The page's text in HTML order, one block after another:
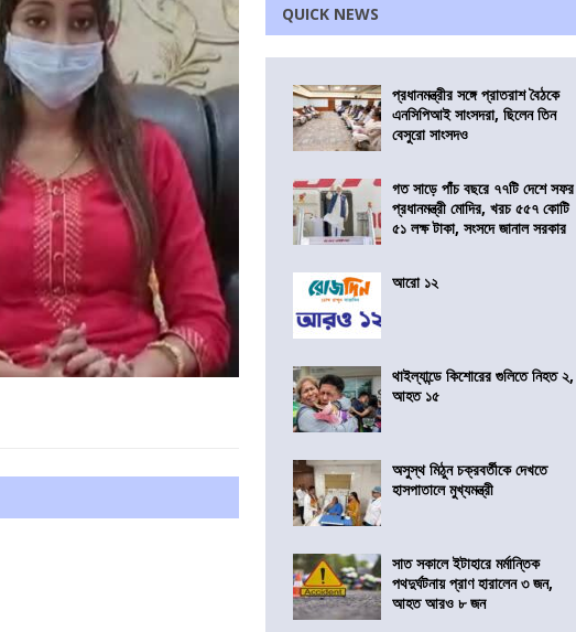
QUICK NEWS
প্রধানমন্ত্রীর সঙ্গে প্রাতরাশ বৈঠকে
এনসিপিআই সাংসদরা, ছিলেন তিন
বেসুরো সাংসদও
গত সাড়ে পাঁচ বছরে ৭৭টি দেশে সফর
প্রধানমন্ত্রী মোদির, খরচ ৫৫৭ কোটি
৫১ লক্ষ টাকা, সংসদে জানাল সরকার
আরো ১২
থাইল্যান্ডে কিশোরের গুলিতে নিহত ২,
আহত ১৫
অসুস্থ মিঠুন চক্রবর্তীকে দেখতে
হাসপাতালে মুখ্যমন্ত্রী
সাত সকালে ইটাহারে মর্মান্তিক
পথদুর্ঘটনায় প্রাণ হারালেন ৩ জন,
আহত আরও ৮ জন